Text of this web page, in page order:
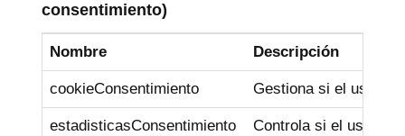
consentimiento)
Nombre Descripción
cookieConsentimiento Gestiona si el
estadisticasConsentimiento Controla si el usuario